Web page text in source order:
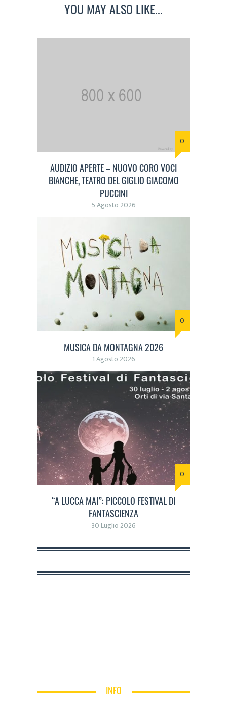
YOU MAY ALSO LIKE...
0
AUDIZIO APERTE – NUOVO CORO VOCI
BIANCHE, TEATRO DEL GIGLIO GIACOMO
PUCCINI
5 Agosto 2026
0
MUSICA DA MONTAGNA 2026
1 Agosto 2026
0
“A LUCCA MAI”: PICCOLO FESTIVAL DI
FANTASCIENZA
30 Luglio 2026
INFO